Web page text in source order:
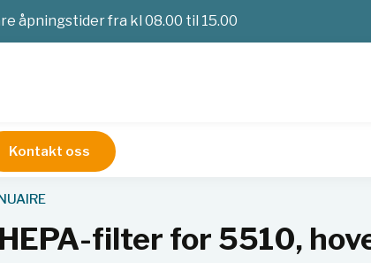
åpningstider fra kl 08.00 til 15.00
Kontakt oss
5510, hovedfilter
HEPA-filter for 5510,